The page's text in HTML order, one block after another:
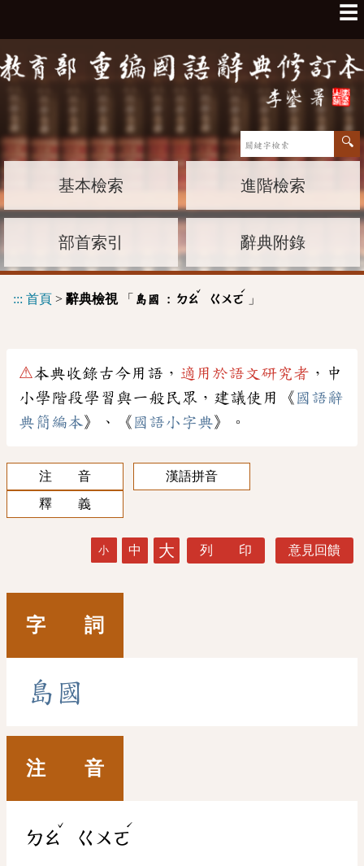
☰
基本檢索 進階檢索
部首索引 辭典附錄
::: 首頁 > 辭典檢視「 島國 : ㄉㄠ
ˇ
ㄍㄨㄛ
ˊ
」
⚠本典收錄古今用語， 適用於語文研究者 ，中
小學階段學習與一般民眾，建議使用《 國語辭
典簡編本》、《 國語小字典》。
注 音
漢語拼音
釋 義
小 中 大 列 印 意見回饋
字 詞
島 國
注 音
ㄉㄠ
ˇ
ㄍㄨㄛ
ˊ